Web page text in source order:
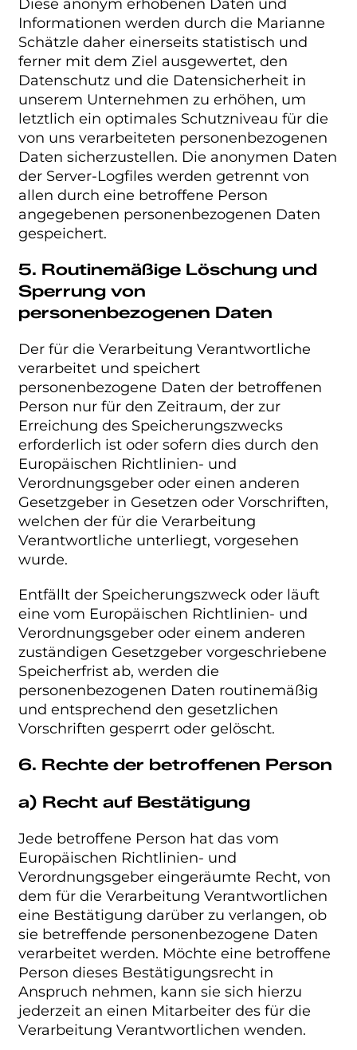
Diese anonym erhobenen Daten und
Informationen werden durch die Marianne
Schätzle daher einerseits statistisch und
ferner mit dem Ziel ausgewertet, den
Datenschutz und die Datensicherheit in
unserem Unternehmen zu erhöhen, um
letztlich ein optimales Schutzniveau für die
von uns verarbeiteten personenbezogenen
Daten sicherzustellen. Die anonymen Daten
der Server-Logfiles werden getrennt von
allen durch eine betroffene Person
angegebenen personenbezogenen Daten
gespeichert.
5. Routinemäßige Löschung und
Sperrung von
personenbezogenen Daten
Der für die Verarbeitung Verantwortliche
verarbeitet und speichert
personenbezogene Daten der betroffenen
Person nur für den Zeitraum, der zur
Erreichung des Speicherungszwecks
erforderlich ist oder sofern dies durch den
Europäischen Richtlinien- und
Verordnungsgeber oder einen anderen
Gesetzgeber in Gesetzen oder Vorschriften,
welchen der für die Verarbeitung
Verantwortliche unterliegt, vorgesehen
wurde.
Entfällt der Speicherungszweck oder läuft
eine vom Europäischen Richtlinien- und
Verordnungsgeber oder einem anderen
zuständigen Gesetzgeber vorgeschriebene
Speicherfrist ab, werden die
personenbezogenen Daten routinemäßig
und entsprechend den gesetzlichen
Vorschriften gesperrt oder gelöscht.
6. Rechte der betroffenen Person
a) Recht auf Bestätigung
Jede betroffene Person hat das vom
Europäischen Richtlinien- und
Verordnungsgeber eingeräumte Recht, von
dem für die Verarbeitung Verantwortlichen
eine Bestätigung darüber zu verlangen, ob
sie betreffende personenbezogene Daten
verarbeitet werden. Möchte eine betroffene
Person dieses Bestätigungsrecht in
Anspruch nehmen, kann sie sich hierzu
jederzeit an einen Mitarbeiter des für die
Verarbeitung Verantwortlichen wenden.